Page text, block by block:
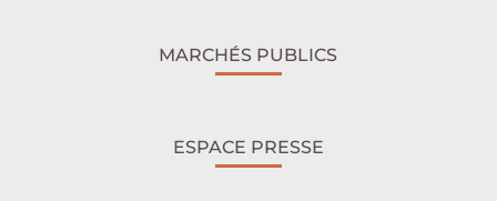
MARCHÉS PUBLICS
ESPACE PRESSE